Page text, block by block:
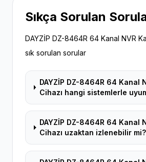
Sıkça Sorulan
DAYZİP DZ-8464R 64 Kanal NVR
sık sorulan sorular
DAYZİP DZ-8464R 64 Kanal
Cihazı hangi sistemlerle
DAYZİP DZ-8464R 64 Kanal
Cihazı uzaktan izlenebilir mi?